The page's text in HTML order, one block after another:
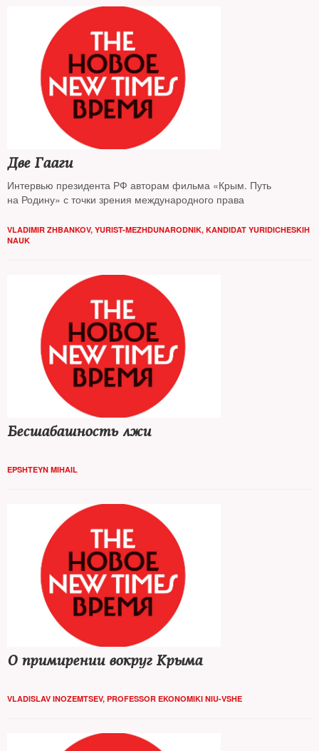
Две Гааги
Интервью президента РФ авторам фильма «Крым. Путь
на Родину» с точки зрения международного права
VLADIMIR ZHBANKOV, YURIST-MEZHDUNARODNIK, KANDIDAT YURIDICHESKIH
NAUK
Бесшабашность лжи
EPSHTEYN MIHAIL
О примирении вокруг Крыма
VLADISLAV INOZEMTSEV, PROFESSOR EKONOMIKI NIU-VSHE